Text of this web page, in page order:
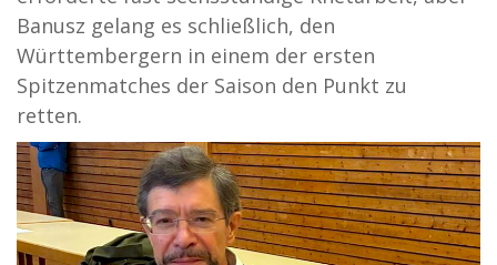
Banusz gelang es schließlich, den
Württembergern in einem der ersten
Spitzenmatches der Saison den Punkt zu
retten.